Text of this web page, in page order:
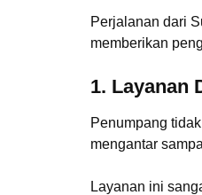
Perjalanan dari
memberikan
1. Layanan
Penumpang
mengantar
Layanan ini